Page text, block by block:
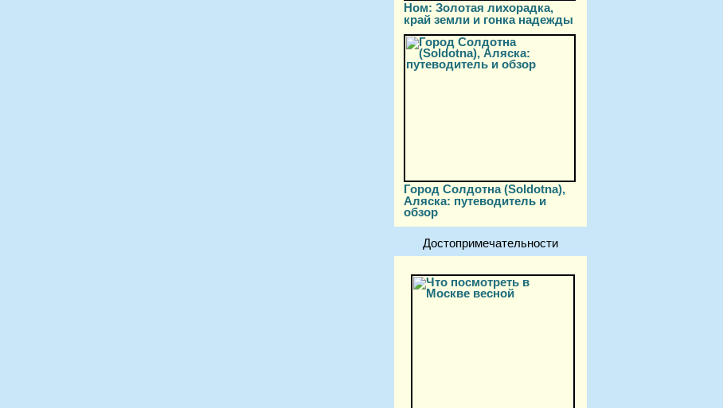
Ном: Золотая лихорадка,
край земли и гонка надежды
Город Солдотна (Soldotna),
Аляска: путеводитель и
обзор
Достопримечательности